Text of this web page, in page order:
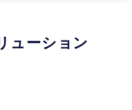
ューション